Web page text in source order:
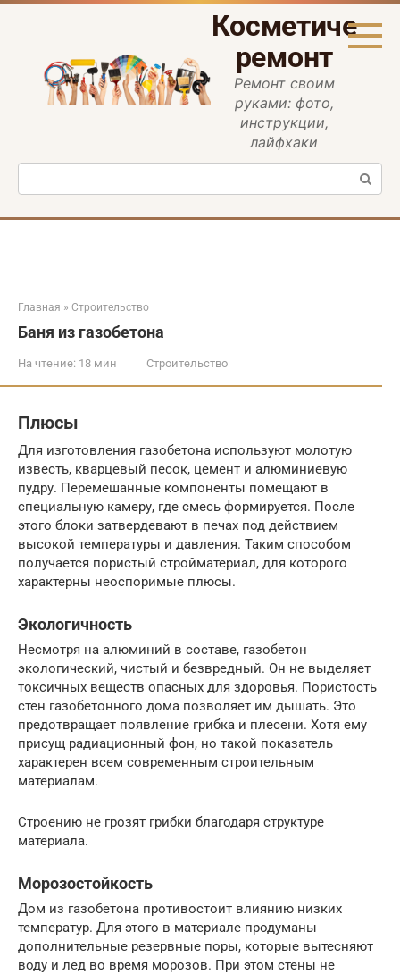
Перейти
ремонт
Ремонт своим
руками: фото,
инструкции,
лайфхаки
Поиск:
Главная » Строительство
Баня из газобетона
На чтение: 18 мин Строительство
Плюсы
Для изготовления газобетона используют молотую
известь, кварцевый песок, цемент и алюминиевую
пудру. Перемешанные компоненты помещают в
специальную камеру, где смесь формируется. После
этого блоки затвердевают в печах под действием
высокой температуры и давления. Таким способом
получается пористый стройматериал, для которого
характерны неоспоримые плюсы.
Экологичность
Несмотря на алюминий в составе, газобетон
экологический, чистый и безвредный. Он не выделяет
токсичных веществ опасных для здоровья. Пористость
стен газобетонного дома позволяет им дышать. Это
предотвращает появление грибка и плесени. Хотя ему
присущ радиационный фон, но такой показатель
характерен всем современным строительным
материалам.
Строению не грозят грибки благодаря структуре
материала.
Морозостойкость
Дом из газобетона противостоит влиянию низких
температур. Для этого в материале продуманы
дополнительные резервные поры, которые вытесняют
воду и лед во время морозов. При этом стены не